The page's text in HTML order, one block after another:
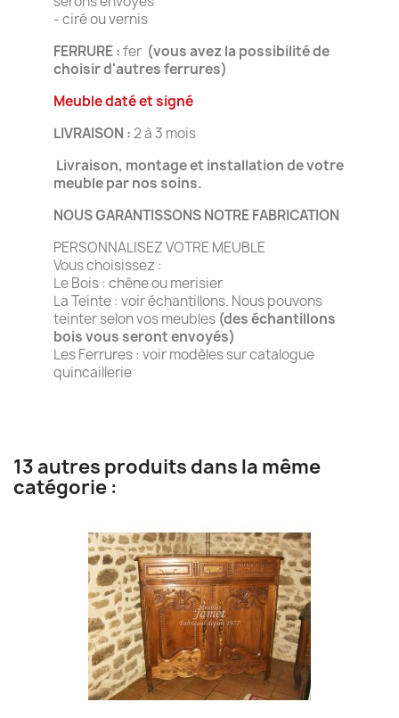
- ciré ou vernis
FERRURE :fer (vous avez la possibilité de
choisir d'autres ferrures)
Meuble daté et signé
LIVRAISON :2 à 3 mois
Livraison, montage et installation de votre
meuble par nos soins.
NOUS GARANTISSONS NOTRE FABRICATION
PERSONNALISEZ VOTRE MEUBLE
Vous choisissez :
Le Bois : chêne ou merisier
La Teinte : voir échantillons. Nous pouvons
teinter selon vos meubles (des échantillons
bois vous seront envoyés)
Les Ferrures : voir modèles sur catalogue
quincaillerie
13 autres produits dans la même
catégorie :